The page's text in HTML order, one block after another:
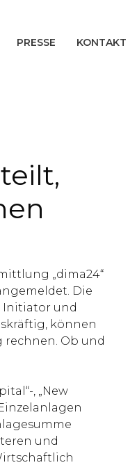
PRESSE KONTAKT
„dima24“
Die
Initiator und
können
Ob und
, „New
und